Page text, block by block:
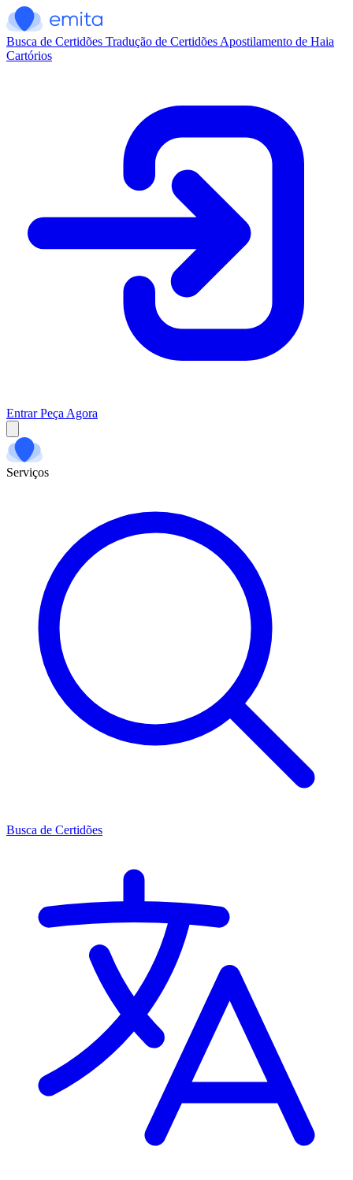
Busca de Certidões Tradução de Certidões Apostilamento de Haia
Cartórios
Entrar Peça Agora
Serviços
Busca de Certidões